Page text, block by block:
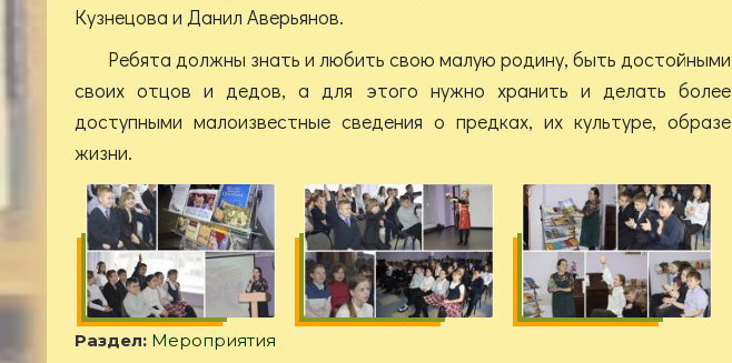
Кузнецова и Данил Аверьянов.
Ребята должны знать и любить свою малую родину, быть достойными
своих отцов и дедов, а для этого нужно хранить и делать более
доступными малоизвестные сведения о предках, их культуре, образе
жизни.
Раздел: Мероприятия